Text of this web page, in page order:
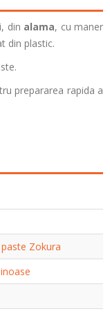
din alama, cu maner
din plastic.
prepararea rapida a
Zokura